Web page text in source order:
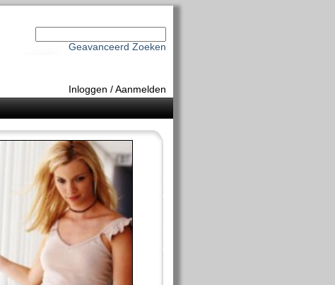
Geavanceerd Zoeken
Inloggen /Aanmelden